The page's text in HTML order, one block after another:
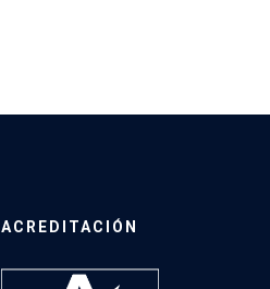
ACREDITACIÓN